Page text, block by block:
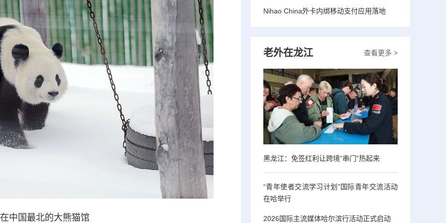
国最北的大熊猫馆
Nihao China外卡内绑移动支付应用落地
查看更多 >
老外在龙江
黑龙江：免签红利让跨境“串门”热起来
“青年使者交流学习计划”国际青年交流活动
在哈举行
2026国际主流媒体哈尔滨行活动正式启动